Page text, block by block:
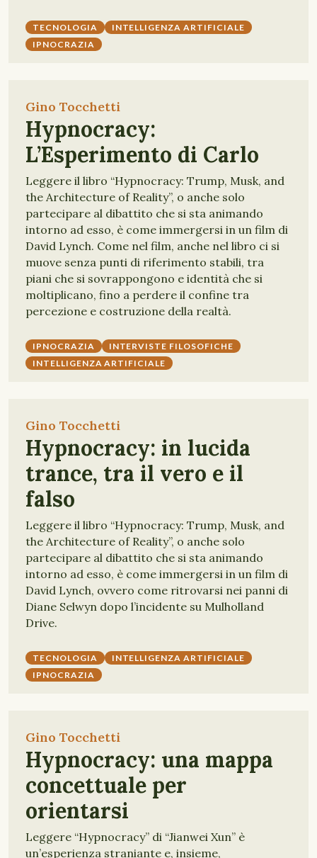
TECNOLOGIA
INTELLIGENZA ARTIFICIALE
IPNOCRAZIA
Gino Tocchetti
Hypnocracy:
L’Esperimento di Carlo
Leggere il libro “Hypnocracy: Trump, Musk, and
the Architecture of Reality”, o anche solo
partecipare al dibattito che si sta animando
intorno ad esso, è come immergersi in un film di
David Lynch. Come nel film, anche nel libro ci si
muove senza punti di riferimento stabili, tra
piani che si sovrappongono e identità che si
moltiplicano, fino a perdere il confine tra
percezione e costruzione della realtà.
IPNOCRAZIA
INTERVISTE FILOSOFICHE
INTELLIGENZA ARTIFICIALE
Gino Tocchetti
Hypnocracy: in lucida
trance, tra il vero e il
falso
Leggere il libro “Hypnocracy: Trump, Musk, and
the Architecture of Reality”, o anche solo
partecipare al dibattito che si sta animando
intorno ad esso, è come immergersi in un film di
David Lynch, ovvero come ritrovarsi nei panni di
Diane Selwyn dopo l’incidente su Mulholland
Drive.
TECNOLOGIA
INTELLIGENZA ARTIFICIALE
IPNOCRAZIA
Gino Tocchetti
Hypnocracy: una mappa
concettuale per
orientarsi
Leggere “Hypnocracy” di “Jianwei Xun” è
un’esperienza straniante e, insieme,